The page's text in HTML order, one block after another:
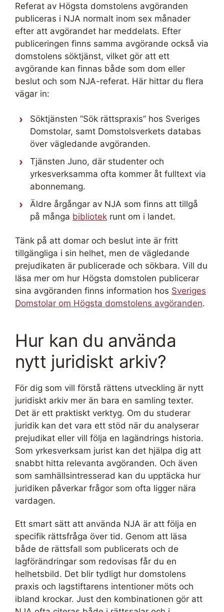
Referat av Högsta domstolens avgöranden
publiceras i NJA normalt inom sex månader
efter att avgörandet har meddelats. Efter
publiceringen finns samma avgörande också via
domstolens söktjänst, vilket gör att ett
avgörande kan finnas både som dom eller
beslut och som NJA-referat. Här hittar du flera
vägar in:
Söktjänsten ”Sök rättspraxis” hos Sveriges
Domstolar, samt Domstolsverkets databas
över vägledande avgöranden.
Tjänsten Juno, där studenter och
yrkesverksamma ofta kommer åt fulltext via
abonnemang.
Äldre årgångar av NJA som finns att tillgå
på många bibliotek runt om i landet.
Tänk på att domar och beslut inte är fritt
tillgängliga i sin helhet, men de vägledande
prejudikaten är publicerade och sökbara. Vill du
läsa mer om hur Högsta domstolen publicerar
sina avgöranden finns information hos Sveriges
Domstolar om Högsta domstolens avgöranden.
Hur kan du använda
nytt juridiskt arkiv?
För dig som vill förstå rättens utveckling är nytt
juridiskt arkiv mer än bara en samling texter.
Det är ett praktiskt verktyg. Om du studerar
juridik kan det vara ett stöd när du analyserar
prejudikat eller vill följa en lagändrings historia.
Som yrkesverksam jurist kan det hjälpa dig att
snabbt hitta relevanta avgöranden. Och även
som samhällsintresserad kan du upptäcka hur
juridiken påverkar frågor som ofta ligger nära
vardagen.
Ett smart sätt att använda NJA är att följa en
specifik rättsfråga över tid. Genom att läsa
både de rättsfall som publicerats och de
lagförändringar som redovisas får du en
helhetsbild. Det blir tydligt hur domstolens
praxis och lagstiftarens intentioner möts och
ibland krockar. Just den kombinationen gör att